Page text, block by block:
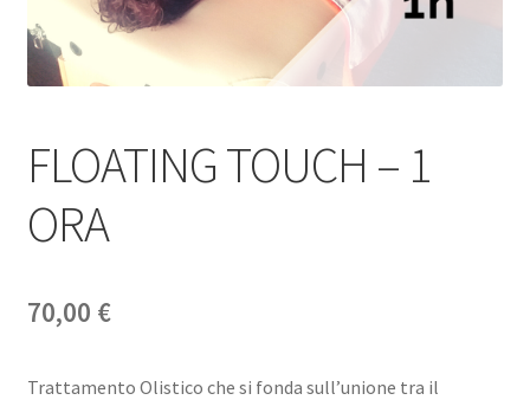
FLOATING TOUCH – 1
ORA
70,00 €
Trattamento Olistico che si fonda sull’unione tra il